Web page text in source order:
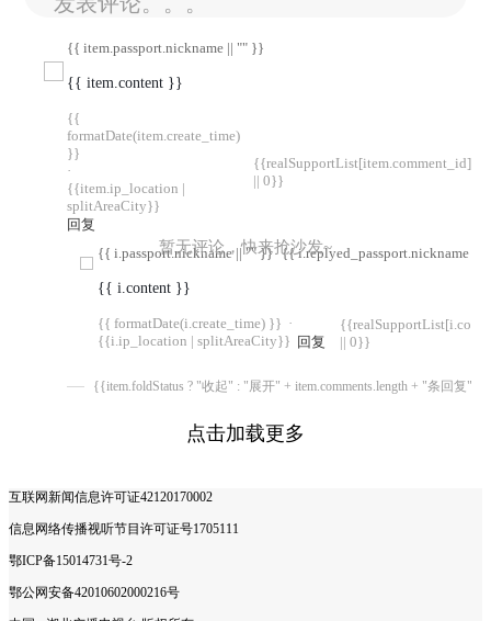
{{ item.passport.nickname || "" }}
{{ item.content }}
{{
formatDate(item.create_time)
}}
·
{{item.ip_location |
splitAreaCity}}
回复
{{realSupportList[item.comment_id]
|| 0}}
{{ i.passport.nickname || "" }} {{ i.replyed_passport.nickname ||
{{ i.content }}
{{ formatDate(i.create_time) }} ·
{{i.ip_location | splitAreaCity}} 回复
|| 0}}
{{item.foldStatus ? "收起" : "展开" + item.comments.length + "条回复"}}
暂无评论，快来抢沙发~
点击加载更多
互联网新闻信息许可证42120170002
信息网络传播视听节目许可证号1705111
鄂ICP备15014731号-2
鄂公网安备42010602000216号